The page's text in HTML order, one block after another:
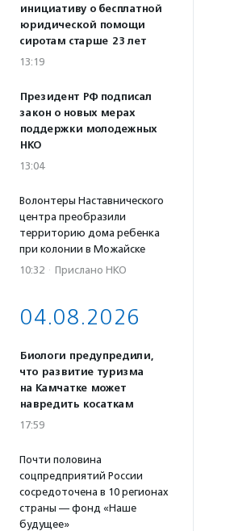
инициативу о бесплатной
юридической помощи
сиротам старше 23 лет
13:19
Президент РФ подписал
закон о новых мерах
поддержки молодежных
НКО
13:04
Волонтеры Наставнического
центра преобразили
территорию дома ребенка
при колонии в Можайске
10:32 · Прислано НКО
04.08.2026
Биологи предупредили,
что развитие туризма
на Камчатке может
навредить косаткам
17:59
Почти половина
соцпредприятий России
сосредоточена в 10 регионах
страны — фонд «Наше
будущее»